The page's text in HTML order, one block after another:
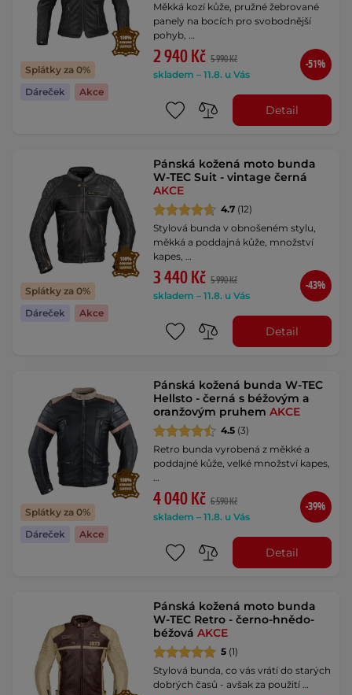
Splátky za 0%
Dáreček
Akce
Měkká kozí kůže, pružné žebrované
panely na bocích pro svobodnější
pohyb, …
2 940 Kč 5 990 Kč
skladem – 11.8. u Vás
-51%
Detail
Splátky za 0%
Dáreček
Akce
Pánská kožená moto bunda
W-TEC Suit - vintage černá
AKCE
4.7 (12)
Stylová bunda v obnošeném stylu,
měkká a poddajná kůže, množství
kapes, …
3 440 Kč 5 990 Kč
skladem – 11.8. u Vás
-43%
Detail
Splátky za 0%
Dáreček
Akce
Pánská kožená bunda W-TEC
Hellsto - černá s béžovým a
oranžovým pruhemAKCE
4.5 (3)
Retro bunda vyrobená z měkké a
poddajné kůže, velké množství kapes,
…
4 040 Kč 6 590 Kč
skladem – 11.8. u Vás
-39%
Detail
Pánská kožená moto bunda
W-TEC Retro - černo-hnědo-
béžováAKCE
5 (1)
Stylová bunda, co vás vrátí do starých
dobrých časů - avšak za použití …